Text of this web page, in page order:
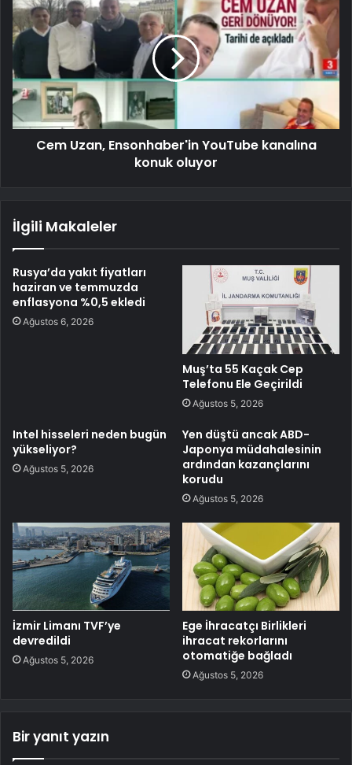
Cem Uzan, Ensonhaber'in YouTube kanalına
konuk oluyor
İlgili Makaleler
Rusya’da yakıt fiyatları
haziran ve temmuzda
enflasyona %0,5 ekledi
Ağustos 6, 2026
Muş’ta 55 Kaçak Cep
Telefonu Ele Geçirildi
Ağustos 5, 2026
Intel hisseleri neden bugün
yükseliyor?
Ağustos 5, 2026
Yen düştü ancak ABD-
Japonya müdahalesinin
ardından kazançlarını
korudu
Ağustos 5, 2026
İzmir Limanı TVF’ye
devredildi
Ağustos 5, 2026
Ege İhracatçı Birlikleri
ihracat rekorlarını
otomatiğe bağladı
Ağustos 5, 2026
Bir yanıt yazın